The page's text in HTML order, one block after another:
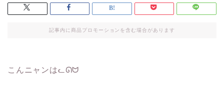
記事内に商品プロモーションを含む場合があります
こんニャンはᓚᘏᗢ